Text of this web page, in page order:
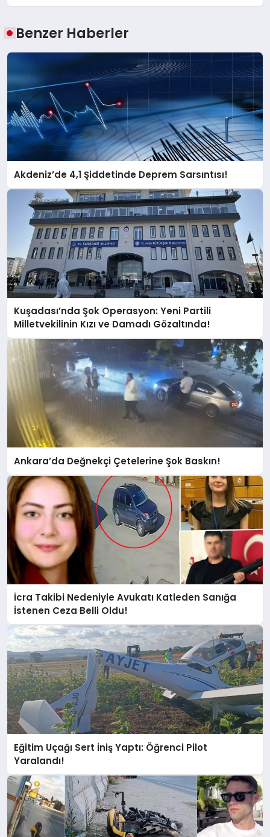
Benzer Haberler
Akdeniz’de 4,1 Şiddetinde Deprem Sarsıntısı!
Kuşadası’nda Şok Operasyon: Yeni Partili
Milletvekilinin Kızı ve Damadı Gözaltında!
Ankara’da Değnekçi Çetelerine Şok Baskın!
İcra Takibi Nedeniyle Avukatı Katleden Sanığa
İstenen Ceza Belli Oldu!
Eğitim Uçağı Sert İniş Yaptı: Öğrenci Pilot
Yaralandı!